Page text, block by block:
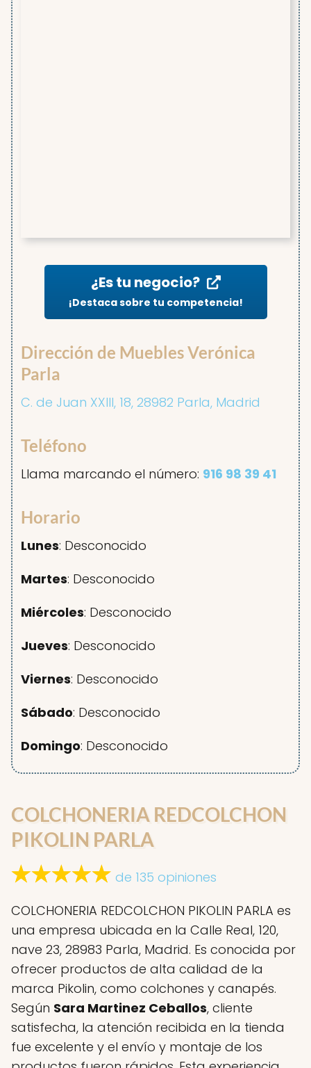
¿Es tu negocio?
¡Destaca sobre tu competencia!
Dirección de Muebles Verónica
Parla
C. de Juan XXIII, 18, 28982 Parla, Madrid
Teléfono
Llama marcando el número: 916 98 39 41
Horario
Lunes: Desconocido
Martes: Desconocido
Miércoles: Desconocido
Jueves: Desconocido
Viernes: Desconocido
Sábado: Desconocido
Domingo: Desconocido
COLCHONERIA REDCOLCHON
PIKOLIN PARLA
de 135 opiniones
COLCHONERIA REDCOLCHON PIKOLIN PARLA es
una empresa ubicada en la Calle Real, 120,
nave 23, 28983 Parla, Madrid. Es conocida por
ofrecer productos de alta calidad de la
marca Pikolin, como colchones y canapés.
Según Sara Martinez Ceballos, cliente
satisfecha, la atención recibida en la tienda
fue excelente y el envío y montaje de los